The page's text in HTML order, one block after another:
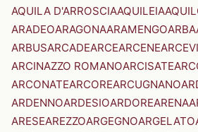
AQUILA D'ARROSCIAAQUILEIA
ARADEOARAGONAARAMENGOARBA
ARBUSARCADEARCEARCENE
ARCINAZZO ROMANOARCISATE
ARCONATEARCOREARCUGNANO
ARDENNOARDESIOARDOREARENA
ARESEAREZZOARGEGNOARGELATO